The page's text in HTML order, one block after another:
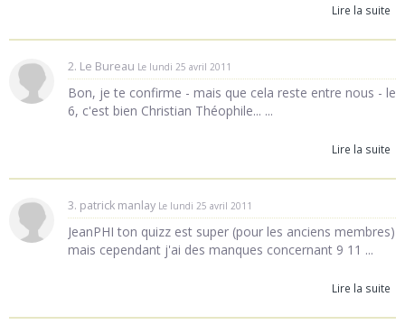
Lire la suite
2. Le Bureau Le lundi 25 avril 2011
Bon, je te confirme - mais que cela reste entre nous - le
6, c'est bien Christian Théophile... ...
Lire la suite
3. patrick manlay Le lundi 25 avril 2011
JeanPHI ton quizz est super (pour les anciens membres)
mais cependant j'ai des manques concernant 9 11 ...
Lire la suite